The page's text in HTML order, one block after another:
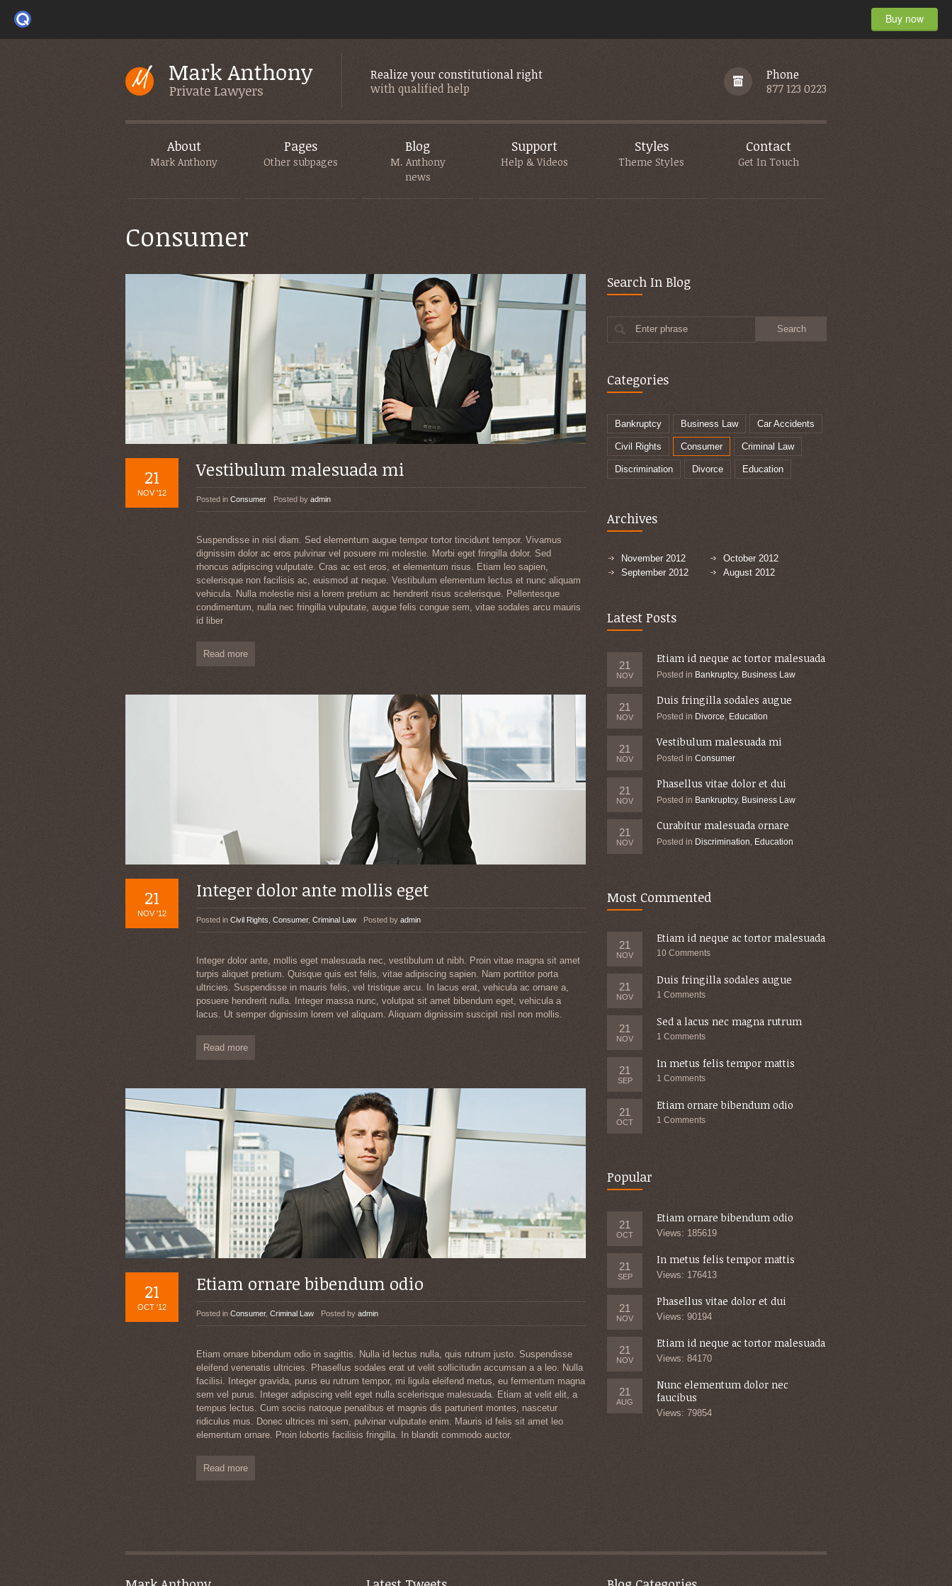
Buy now
Realize your constitutional right
with qualified help
Phone
877 123 0223
About
Mark Anthony
Pages
Other subpages
Blog
M. Anthony
news
Support
Help & Videos
Styles
Theme Styles
Contact
Get In Touch
Consumer
21
NOV '12
Vestibulum malesuada mi
Posted in Consumer Posted by admin
Suspendisse in nisl diam. Sed elementum augue tempor tortor tincidunt tempor. Vivamus
dignissim dolor ac eros pulvinar vel posuere mi molestie. Morbi eget fringilla dolor. Sed
rhoncus adipiscing vulputate. Cras ac est eros, et elementum risus. Etiam leo sapien,
scelerisque non facilisis ac, euismod at neque. Vestibulum elementum lectus et nunc aliquam
vehicula. Nulla molestie nisi a lorem pretium ac hendrerit risus scelerisque. Pellentesque
condimentum, nulla nec fringilla vulputate, augue felis congue sem, vitae sodales arcu mauris
id liber
Read more
21
NOV '12
Integer dolor ante mollis eget
Posted in Civil Rights Consumer, Criminal Law Posted by admin
Integer dolor ante, mollis eget malesuada nec, vestibulum ut nibh. Proin vitae magna sit amet
turpis aliquet pretium. Quisque quis est felis, vitae adipiscing sapien. Nam porttitor porta
ultricies. Suspendisse in mauris felis, vel tristique arcu. In lacus erat, vehicula ac ornare a,
posuere hendrerit nulla. Integer massa nunc, volutpat sit amet bibendum eget, vehicula a
lacus. Ut semper dignissim lorem vel aliquam. Aliquam dignissim suscipit nisl non mollis.
Read more
21
OCT '12
Etiam ornare bibendum odio
Posted in Consumer, Criminal Law Posted by admin
Etiam ornare bibendum odio in sagittis. Nulla id lectus nulla, quis rutrum justo. Suspendisse
eleifend venenatis ultricies. Phasellus sodales erat ut velit sollicitudin accumsan a a leo. Nulla
facilisi. Integer gravida, purus eu rutrum tempor, mi ligula eleifend metus, eu fermentum magna
sem vel purus. Integer adipiscing velit eget nulla scelerisque malesuada. Etiam at velit elit, a
tempus lectus. Cum sociis natoque penatibus et magnis dis parturient montes, nascetur
ridiculus mus. Donec ultrices mi sem, pulvinar vulputate enim. Mauris id felis sit amet leo
elementum ornare. Proin lobortis facilisis fringilla. In blandit commodo auctor.
Read more
Search In Blog
Enter phrase
Categories
Bankruptcy Business Law Car Accidents
Civil Rights Consumer Criminal Law
Discrimination Divorce Education
Archives
November 2012
October 2012
September 2012
August 2012
Latest Posts
21
NOV
Etiam id neque ac tortor malesuada
Posted in Bankruptcy, Business Law
21
NOV
Duis fringilla sodales augue
Posted in Divorce, Education
21
NOV
Vestibulum malesuada mi
Posted in Consumer
21
NOV
Phasellus vitae dolor et dui
Posted in Bankruptcy, Business Law
21
NOV
Curabitur malesuada ornare
Posted in Discrimination, Education
Most Commented
21
NOV
Etiam id neque ac tortor malesuada
10 Comments
21
NOV
Duis fringilla sodales augue
1 Comments
21
NOV
Sed a lacus nec magna rutrum
1 Comments
21
SEP
In metus felis tempor mattis
1 Comments
21
OCT
Etiam ornare bibendum odio
1 Comments
Popular
21
OCT
Etiam ornare bibendum odio
Views: 185619
21
SEP
In metus felis tempor mattis
Views: 176413
21
NOV
Phasellus vitae dolor et dui
Views: 90194
21
NOV
Etiam id neque ac tortor malesuada
Views: 84170
21
AUG
Nunc elementum dolor nec
faucibus
Views: 79854